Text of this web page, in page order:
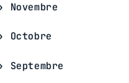
Novembre
Octobre
Septembre